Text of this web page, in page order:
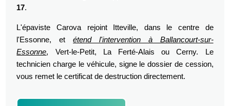
17.
L'épaviste Carova rejoint Itteville, dans le centre de
l'Essonne, etétend l'intervention à Ballancourt-sur-
Essonne, Vert-le-Petit, La Ferté-Alais ou Cerny. Le
technicien charge le véhicule, signe le dossier de cession,
vous remet le certificat de destruction directement.